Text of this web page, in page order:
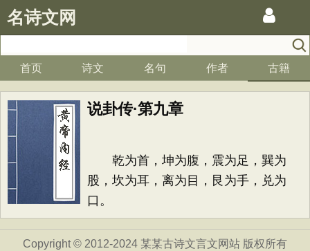
名诗文网
首页 诗文 名句 作者 古籍
说卦传·第九章
乾为首，坤为腹，震为足，巽为
股，坎为耳，离为目，艮为手，兑为
口。
Copyright © 2012-2024 某某古诗文言文网站 版权所有